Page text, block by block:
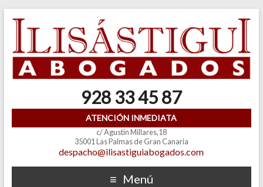
928 33 45 87
ATENCIÓN INMEDIATA
c/ Agustín Millares,18
35001 Las Palmas de Gran Canaria
despacho@ilisastiguiabogados.com
Menú